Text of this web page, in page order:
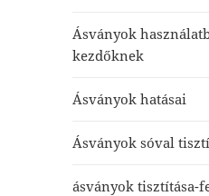
Ásványok
kezdőknek
Ásványok hatásai
Ásványok sóval
ásványok tisztítása-